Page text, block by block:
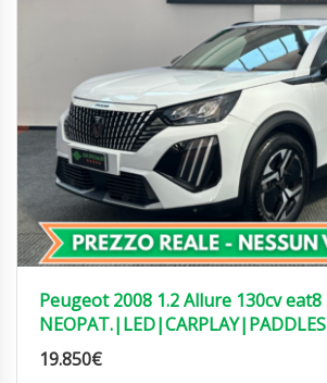
Peugeot 2008 1.2 Allure 130cv eat8
NEOPAT.|LED|CARPLAY|PADDLES
19.850€